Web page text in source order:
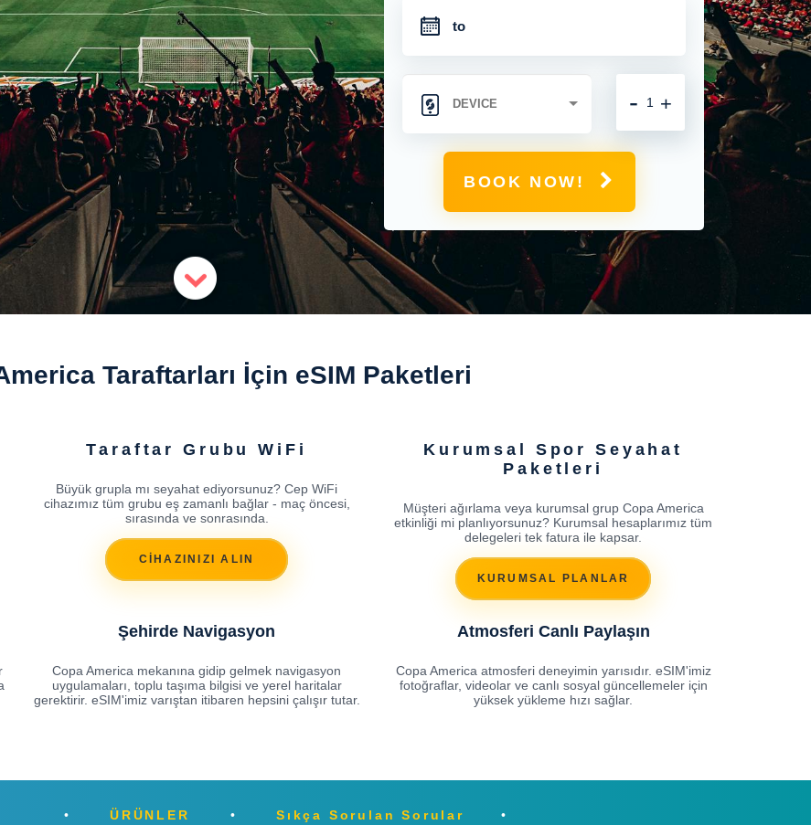
+
-
BOOK NOW!
Taraftarları İçin eSIM Paketleri
Taraftar Grubu WiFi
Büyük grupla mı seyahat ediyorsunuz? Cep WiFi
cihazımız tüm grubu eş zamanlı bağlar - maç öncesi,
sırasında ve sonrasında.
CİHAZINIZI ALIN
Kurumsal Spor Seyahat
Paketleri
Müşteri ağırlama veya kurumsal grup Copa America
etkinliği mi planlıyorsunuz? Kurumsal hesaplarımız tüm
delegeleri tek fatura ile kapsar.
KURUMSAL PLANLAR
Şehirde Navigasyon
Copa America mekanına gidip gelmek navigasyon
uygulamaları, toplu taşıma bilgisi ve yerel haritalar
gerektirir. eSIM'imiz varıştan itibaren hepsini çalışır tutar.
Atmosferi Canlı Paylaşın
Copa America atmosferi deneyimin yarısıdır. eSIM'imiz
fotoğraflar, videolar ve canlı sosyal güncellemeler için
yüksek yükleme hızı sağlar.
ÜRÜNLER Sıkça Sorulan Sorular